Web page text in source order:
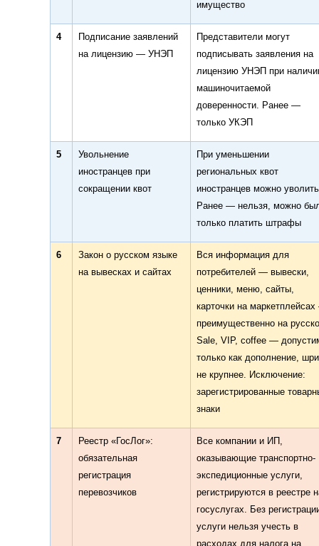
имущество
4
Подписание заявлений
на лицензию — УНЭП
Представители могут
подписывать заявления на
лицензию УНЭП при
машиночитаемой
доверенности. Ранее —
только УКЭП
5
Увольнение
иностранцев при
сокращении квот
При уменьшении
региональных квот
иностранцев можно
Ранее — нельзя, можно
только платить штрафы
6
Закон о русском языке
на вывесках и сайтах
Вся информация для
потребителей — вывески,
ценники, меню, сайты,
карточки на
преимущественно на
Sale, VIP, coffee —
только как дополнение,
не крупнее. Исключение:
зарегистрированные
знаки
7
Реестр «ГосЛог»:
обязательная
регистрация
перевозчиков
Все компании и ИП,
оказывающие транспортно-
экспедиционные услуги,
регистрируются в реестре
госуслугах. Без
услуги нельзя учесть в
расходах для налога на